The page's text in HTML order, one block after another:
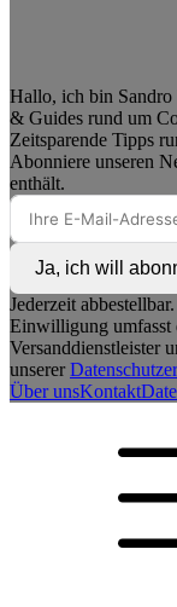
Hallo, ich bin
& Guides rund um
Zeitsparende Tipps
Abonniere unseren
enthält.
Ja, ich will
Jederzeit
Einwilligung umfasst
Versanddienstleister
unserer
Über unsKontakt